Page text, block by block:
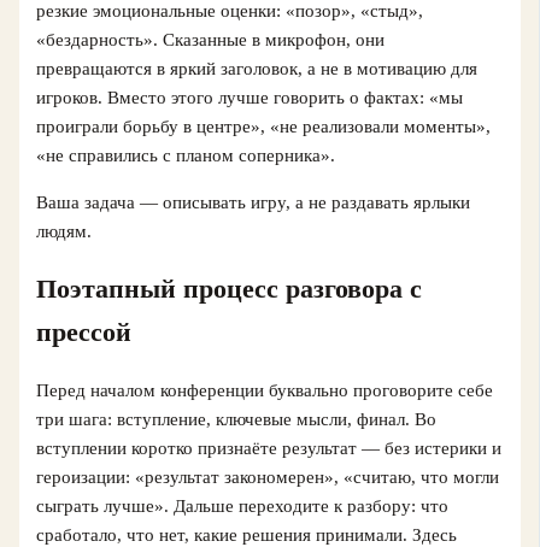
резкие эмоциональные оценки: «позор», «стыд»,
«бездарность». Сказанные в микрофон, они
превращаются в яркий заголовок, а не в мотивацию для
игроков. Вместо этого лучше говорить о фактах: «мы
проиграли борьбу в центре», «не реализовали моменты»,
«не справились с планом соперника».
Ваша задача — описывать игру, а не раздавать ярлыки
людям.
Поэтапный процесс разговора с
прессой
Перед началом конференции буквально проговорите себе
три шага: вступление, ключевые мысли, финал. Во
вступлении коротко признаёте результат — без истерики и
героизации: «результат закономерен», «считаю, что могли
сыграть лучше». Дальше переходите к разбору: что
сработало, что нет, какие решения принимали. Здесь